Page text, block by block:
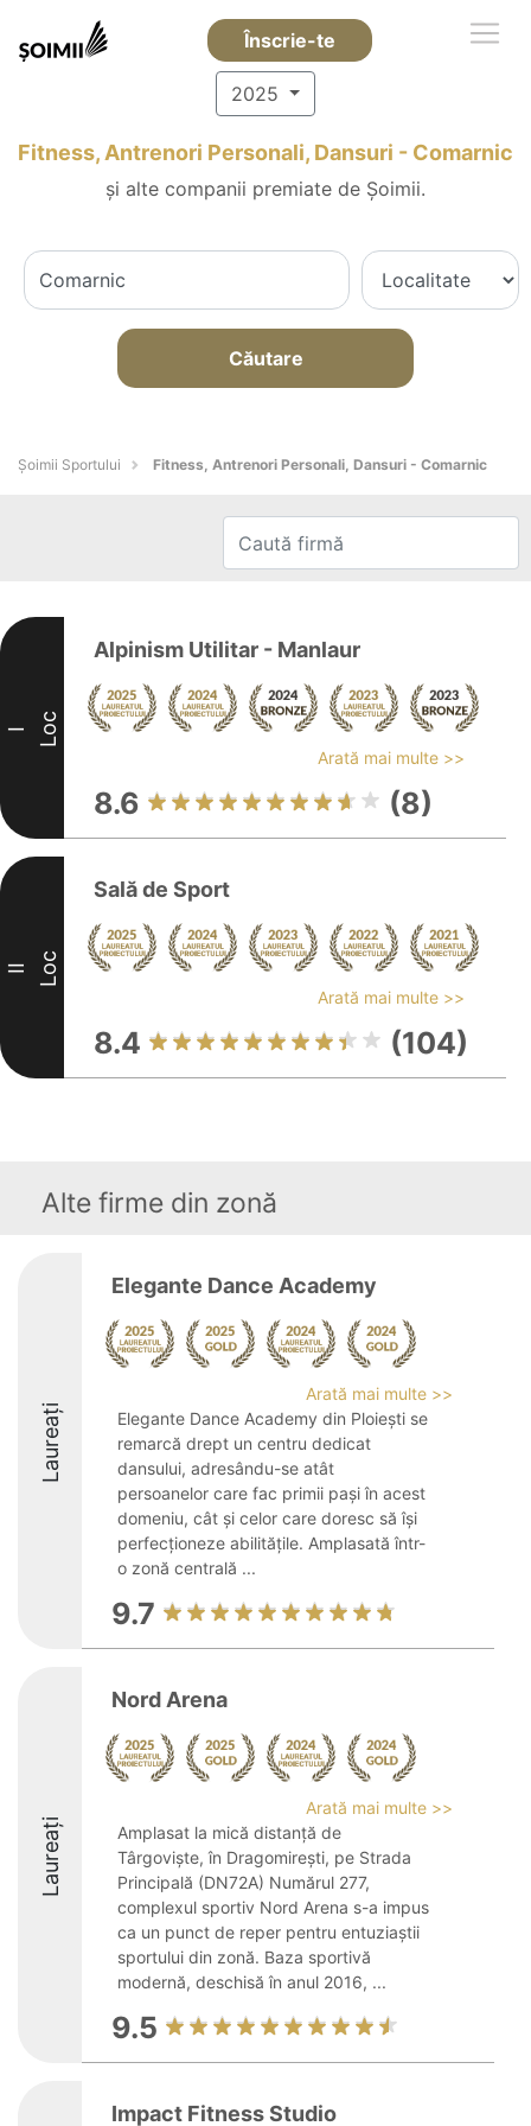
Înscrie-te
2025
Fitness, Antrenori Personali, Dansuri - Comarnic
și alte companii premiate de Șoimii.
Căutare
Șoimii Sportului Fitness, Antrenori Personali, Dansuri - Comarnic
I Loc
Alpinism Utilitar - Manlaur
Arată mai multe >>
8.6 (8)
II Loc
Sală de Sport
Arată mai multe >>
8.4 (104)
Alte firme din zonă
Laureați
Elegante Dance Academy
Arată mai multe >>
Elegante Dance Academy din Ploiești se
remarcă drept un centru dedicat
dansului, adresându-se atât
persoanelor care fac primii pași în acest
domeniu, cât și celor care doresc să își
perfecționeze abilitățile. Amplasată într-
o zonă centrală ...
9.7
Laureați
Nord Arena
Arată mai multe >>
Amplasat la mică distanță de
Târgoviște, în Dragomirești, pe Strada
Principală (DN72A) Numărul 277,
complexul sportiv Nord Arena s-a impus
ca un punct de reper pentru entuziaștii
sportului din zonă. Baza sportivă
modernă, deschisă în anul 2016, ...
9.5
Impact Fitness Studio